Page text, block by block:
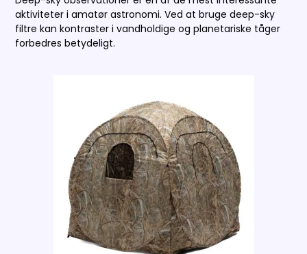
aktiviteter i amatør astronomi. Ved at bruge deep-sky
filtre kan kontraster i vandholdige og planetariske tåger
forbedres betydeligt.